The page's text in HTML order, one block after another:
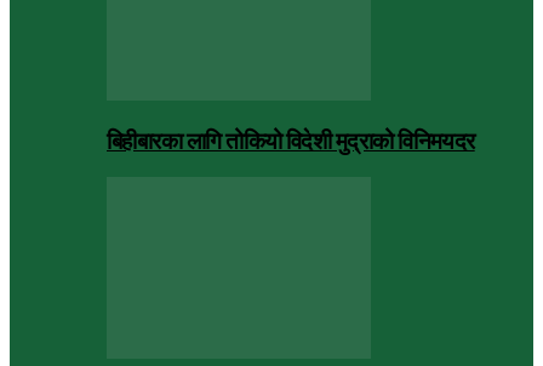
बिहीबारका लागि तोकियो विदेशी मुद्राको विनिमयदर